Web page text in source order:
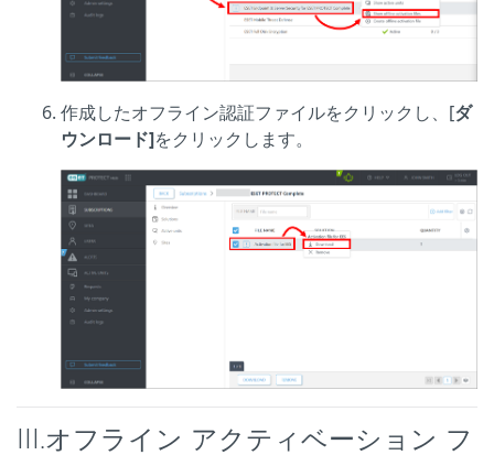
作成したオフライン認証ファイルをクリックし、[ダ
ウンロード]をクリックします。
III.オフライン アクティベーション フ